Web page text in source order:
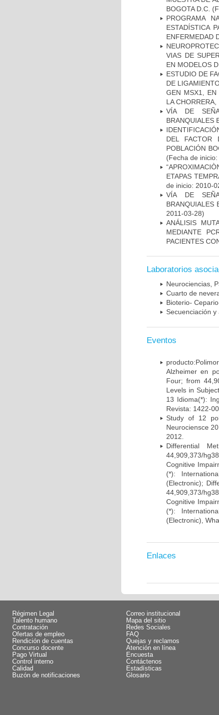
BOGOTA D.C.
PROGRAMA
ESTADÍSTICA
ENFERMEDAD
VIAS DE
EN MODELOS
ESTUDIO DE
DE
GEN MSX1, EN
LA
VÍA DE
BRANQUIALES
DEL FACTOR
POBLACIÓN
(Fecha de
ETAPAS
de inicio: 2010-
VÍA DE
BRANQUIALES
2011-03-28)
ANÁLISIS
MEDIANTE
PACIENTES
Laboratorios
Neurociencias,
Cuarto de
Bioterio-
Secuenciación
Eventos
Alzheimer en
Four; from
Levels in
13 Idioma(*):
Revista: 1422-
Study of 12
Neurociensce
2012.
Differential
44,909,373/
Cognitive
(*):
(Electronic);
44,909,373/
Cognitive
(*):
(Electronic),
Enlaces
Régimen Legal
Talento humano
Contratación
Ofertas de empleo
Rendición de cuentas
Concurso docente
Pago Virtual
Control interno
Calidad
Buzón de notificaciones
Correo institucional
Mapa del sitio
Redes Sociales
FAQ
Quejas y reclamos
Atención en línea
Encuesta
Contáctenos
Estadísticas
Glosario